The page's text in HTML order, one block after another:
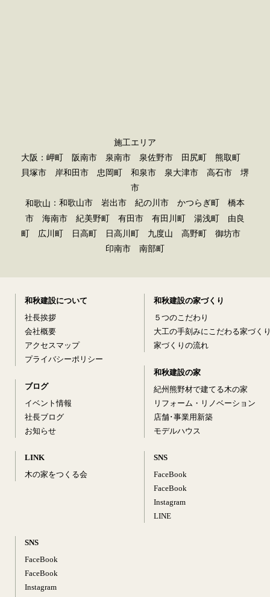
施工エリア
大阪：岬町 阪南市 泉南市 泉佐野市 田尻町 熊取町
貝塚市 岸和田市 忠岡町 和泉市 泉大津市 高石市 堺
市
和歌山 ：和歌山市 岩出市 紀の川市 かつらぎ町 橋本
市 海南市 紀美野町 有田市 有田川町 湯浅町 由良
町 広川町 日高町 日高川町 九度山 高野町 御坊市
印南市 南部町
和秋建設について
社長挨拶
会社概要
アクセスマップ
プライバシーポリシー
ブログ
イベント情報
社長ブログ
お知らせ
LINK
木の家をつくる会
和秋建設の家づくり
５つのこだわり
大工の手刻みにこだわる家づく
家づくりの流れ
和秋建設の家
紀州熊野材で建てる木の家
リフォーム・リノベーション
店舗･事業用新築
モデルハウス
SNS
FaceBook
FaceBook
Instagram
LINE
SNS
FaceBook
FaceBook
Instagram